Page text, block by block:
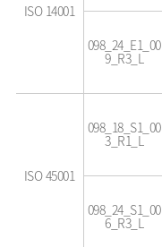
ISO 14001
098_24_E1_00
9_R3_L
ISO 45001
098_18_S1_00
3_R1_L
098_24_S1_00
6_R3_L